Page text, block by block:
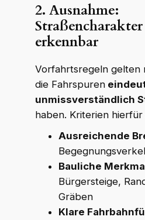
2. Ausnahme:
erkennbar
Vorfahrtsregeln gelten
die Fahrspuren
unmissverständlich
haben. Kriterien hierfür
Ausreichende
Bauliche
Bürgersteige,
Gräben
Klare